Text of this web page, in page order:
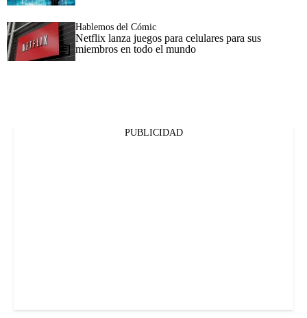
Hablemos del Cómic
Netflix lanza juegos para celulares para sus
miembros en todo el mundo
PUBLICIDAD